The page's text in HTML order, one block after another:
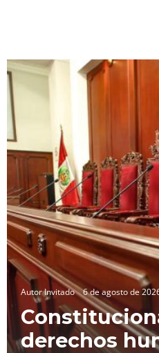
Autor Invitado 6 de agosto de
derechos